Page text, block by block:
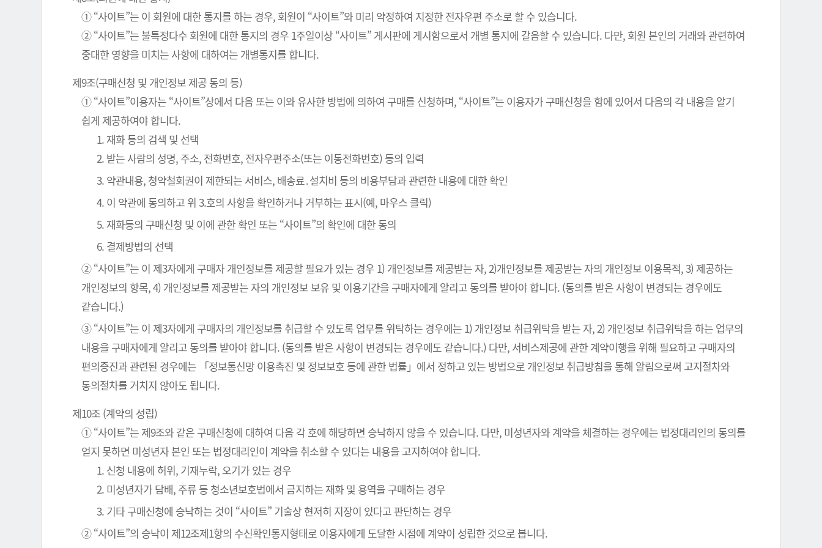
① “사이트”는 이 회원에 대한 통지를 하는 경우, 회원이 “사이트”와 미리 약정하여 지정한 전자우편 주소로 할 수 있습니다.
② “사이트”는 불특정다수 회원에 대한 통지의 경우 1주일이상 “사이트” 게시판에 게시함으로서 개별 통지에 갈음할 수 있습니다. 다만, 회원 본인의 거래와 관련하여
중대한 영향을 미치는 사항에 대하여는 개별통지를 합니다.
제9조(구매신청 및 개인정보 제공 동의 등)
① “사이트”이용자는 “사이트”상에서 다음 또는 이와 유사한 방법에 의하여 구매를 신청하며, “사이트”는 이용자가 구매신청을 함에 있어서 다음의 각 내용을 알기
쉽게 제공하여야 합니다.
1. 재화 등의 검색 및 선택
2. 받는 사람의 성명, 주소, 전화번호, 전자우편주소(또는 이동전화번호) 등의 입력
3. 약관내용, 청약철회권이 제한되는 서비스, 배송료․설치비 등의 비용부담과 관련한 내용에 대한 확인
4. 이 약관에 동의하고 위 3.호의 사항을 확인하거나 거부하는 표시(예, 마우스 클릭)
5. 재화등의 구매신청 및 이에 관한 확인 또는 “사이트”의 확인에 대한 동의
6. 결제방법의 선택
② “사이트”는 이 제3자에게 구매자 개인정보를 제공할 필요가 있는 경우 1) 개인정보를 제공받는 자, 2)개인정보를 제공받는 자의 개인정보 이용목적, 3) 제공하는
개인정보의 항목, 4) 개인정보를 제공받는 자의 개인정보 보유 및 이용기간을 구매자에게 알리고 동의를 받아야 합니다. (동의를 받은 사항이 변경되는 경우에도
같습니다.)
③ “사이트”는 이 제3자에게 구매자의 개인정보를 취급할 수 있도록 업무를 위탁하는 경우에는 1) 개인정보 취급위탁을 받는 자, 2) 개인정보 취급위탁을 하는 업무의
내용을 구매자에게 알리고 동의를 받아야 합니다. (동의를 받은 사항이 변경되는 경우에도 같습니다.) 다만, 서비스제공에 관한 계약이행을 위해 필요하고 구매자의
편의증진과 관련된 경우에는 「정보통신망 이용촉진 및 정보보호 등에 관한 법률」에서 정하고 있는 방법으로 개인정보 취급방침을 통해 알림으로써 고지절차와
동의절차를 거치지 않아도 됩니다.
제10조 (계약의 성립)
① “사이트”는 제9조와 같은 구매신청에 대하여 다음 각 호에 해당하면 승낙하지 않을 수 있습니다. 다만, 미성년자와 계약을 체결하는 경우에는 법정대리인의 동의를
얻지 못하면 미성년자 본인 또는 법정대리인이 계약을 취소할 수 있다는 내용을 고지하여야 합니다.
1. 신청 내용에 허위, 기재누락, 오기가 있는 경우
2. 미성년자가 담배, 주류 등 청소년보호법에서 금지하는 재화 및 용역을 구매하는 경우
3. 기타 구매신청에 승낙하는 것이 “사이트” 기술상 현저히 지장이 있다고 판단하는 경우
② “사이트”의 승낙이 제12조제1항의 수신확인통지형태로 이용자에게 도달한 시점에 계약이 성립한 것으로 봅니다.